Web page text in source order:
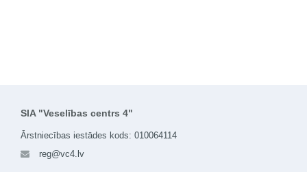
SIA "Veselības centrs 4"
Ārstniecības iestādes kods: 010064114
reg@vc4.lv